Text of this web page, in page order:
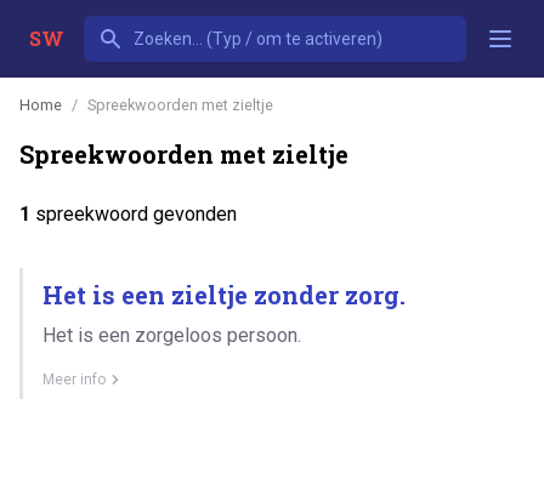
SW
Home Spreekwoorden met zieltje
Spreekwoorden met zieltje
1 spreekwoord gevonden
Het is een zieltje zonder zorg.
Het is een zorgeloos persoon.
Meer info